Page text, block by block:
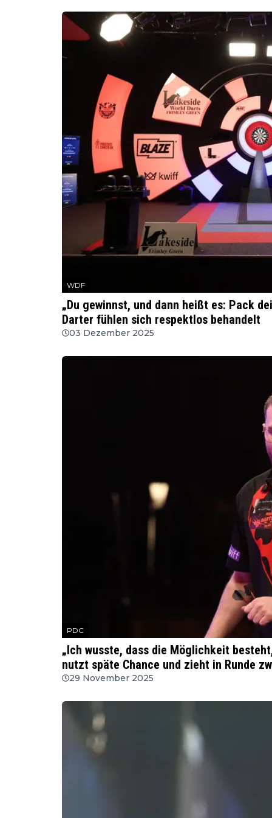
WDF
„Du gewinnst, und dann heißt es: Pack
Darter fühlen sich respektlos behandelt
03 Dezember 2025
PDC
„Ich wusste, dass die Möglichkeit
nutzt späte Chance und zieht in Runde
29 November 2025